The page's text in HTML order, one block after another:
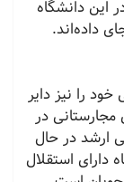
این دانشگاه
داده‌اند.
خود را نیز دایر
از 5500 دانشجوی مجارستانی در
ارشد در حال
استقلال